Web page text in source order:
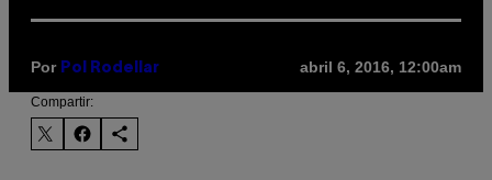
Por Pol Rodellar abril 6, 2016, 12:00am
Compartir: